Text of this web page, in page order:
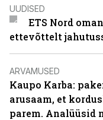
UUDISED
ETS Nord
ettevõttelt
ARVAMUSED
Kaupo Karba:
arusaam, et
parem. Analüüsid